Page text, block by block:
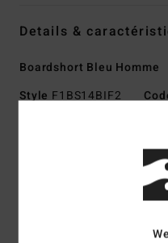
Details &
Boardshort Bleu Homme
StyleF1BS14BIF2
Matière éco-
4-way stretch haute
Modèle fabriqué à